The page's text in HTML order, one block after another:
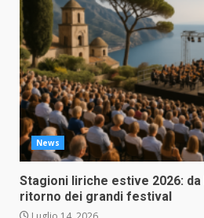
News
Stagioni liriche estive 2026: da
ritorno dei grandi festival